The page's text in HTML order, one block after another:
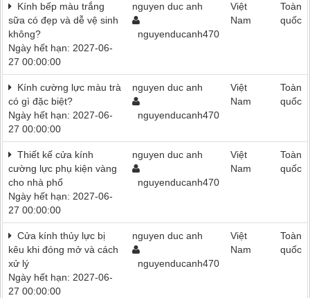
Kính bếp màu trắng
sữa có đẹp và dễ vệ sinh
không?
Ngày hết hạn: 2027-06-
27 00:00:00
nguyen duc anh
nguyenducanh470
Việt
Nam
Toàn
quốc
Kính cường lực màu trà
có gì đặc biệt?
Ngày hết hạn: 2027-06-
27 00:00:00
nguyen duc anh
nguyenducanh470
Việt
Nam
Toàn
quốc
Thiết kế cửa kính
cường lực phụ kiện vàng
cho nhà phố
Ngày hết hạn: 2027-06-
27 00:00:00
nguyen duc anh
nguyenducanh470
Việt
Nam
Toàn
quốc
Cửa kính thủy lực bị
kêu khi đóng mở và cách
xử lý
Ngày hết hạn: 2027-06-
27 00:00:00
nguyen duc anh
nguyenducanh470
Việt
Nam
Toàn
quốc